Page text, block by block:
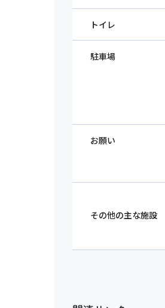
トイレ
駐車場
お願い
その他の主な施設